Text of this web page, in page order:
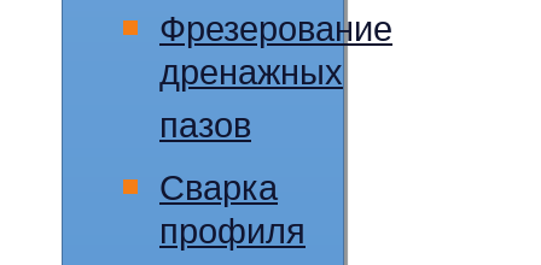
Фрезерование
дренажных
пазов
Сварка
профиля